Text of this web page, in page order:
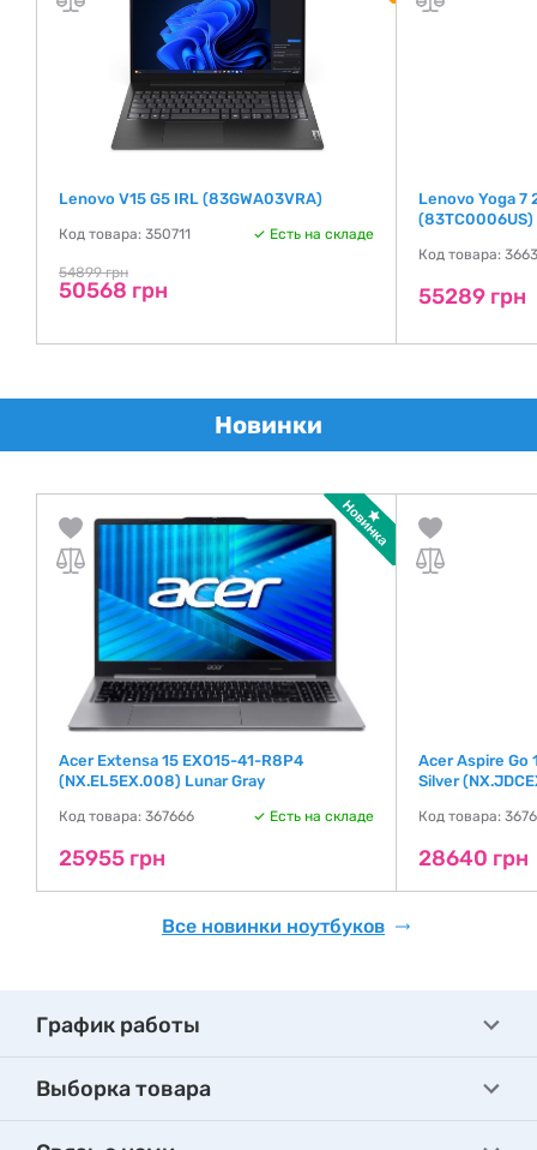
Lenovo V15 G5 IRL (83GWA03VRA)
Код товара: 350711 Есть на складе
54899 грн
50568 грн
Lenovo Yoga 7
(83TC0006US)
Код товара:
55289 грн
Новинки
Acer Extensa 15 EXO15-41-R8P4
(NX.EL5EX.008) Lunar Gray
Код товара: 367666 Есть на складе
25955 грн
Acer Aspire Go
Silver
Код товара:
28640 грн
Все новинки ноутбуков
График работы
Выборка товара